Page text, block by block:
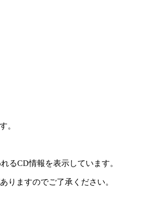
。
るCD情報を表示しています。
りますのでご了承ください。